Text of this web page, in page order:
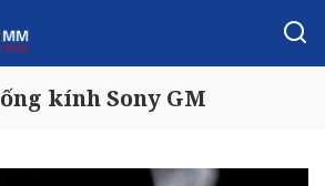
ống kính Sony GM